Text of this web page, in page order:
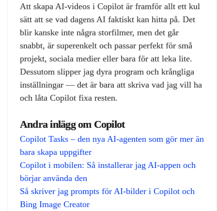
Att skapa AI‑videos i Copilot är framför allt ett kul
sätt att se vad dagens AI faktiskt kan hitta på. Det
blir kanske inte några storfilmer, men det går
snabbt, är superenkelt och passar perfekt för små
projekt, sociala medier eller bara för att leka lite.
Dessutom slipper jag dyra program och krångliga
inställningar — det är bara att skriva vad jag vill ha
och låta Copilot fixa resten.
Andra inlägg om Copilot
Copilot Tasks – den nya AI‑agenten som gör mer än
bara skapa uppgifter
Copilot i mobilen: Så installerar jag AI‑appen och
börjar använda den
Så skriver jag prompts för AI‑bilder i Copilot och
Bing Image Creator